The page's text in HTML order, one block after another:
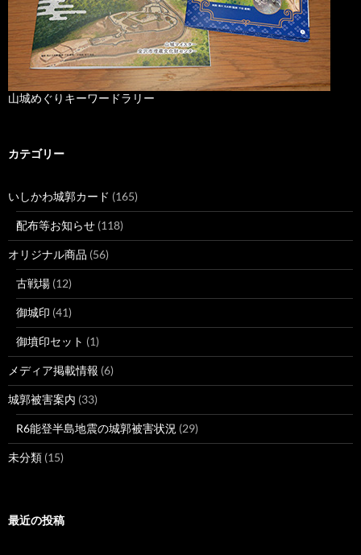
山城めぐりキーワードラリー
カテゴリー
いしかわ城郭カード (165)
配布等お知らせ (118)
オリジナル商品 (56)
古戦場 (12)
御城印 (41)
御墳印セット (1)
メディア掲載情報 (6)
城郭被害案内 (33)
R6能登半島地震の城郭被害状況 (29)
未分類 (15)
最近の投稿